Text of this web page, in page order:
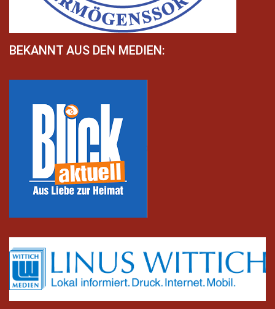
BEKANNT AUS DEN MEDIEN: